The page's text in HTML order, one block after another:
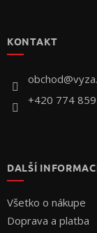
KONTAKT
obchod@
+420 774
DALŠÍ
Všetko o nákupe
Doprava a platba